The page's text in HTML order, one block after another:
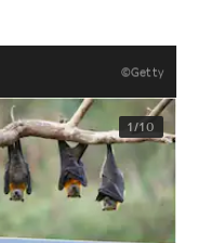
©Getty
1/10